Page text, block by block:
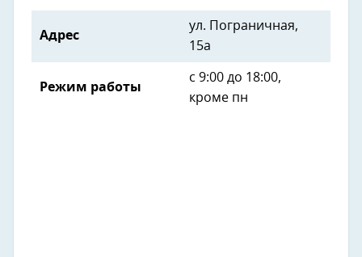
Адрес
ул. Пограничная,
15а
Режим работы
с 9:00 до 18:00,
кроме пн